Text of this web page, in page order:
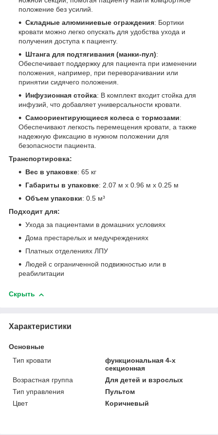
положение без усилий.
Складные алюминиевые ограждения: Бортики
кровати можно легко опускать для удобства ухода и
получения доступа к пациенту.
Штанга для подтягивания (манки-пул):
Обеспечивает поддержку для пациента при изменении
положения, например, при переворачивании или
принятии сидячего положения.
Инфузионная стойка: В комплект входит стойка для
инфузий, что добавляет универсальности кровати.
Самоориентирующиеся колеса с тормозами:
Обеспечивают легкость перемещения кровати, а также
надежную фиксацию в нужном положении для
безопасности пациента.
Транспортировка:
Вес в упаковке: 65 кг
Габариты в упаковке: 2.07 м x 0.96 м x 0.25 м
Объем упаковки: 0.5 м³
Подходит для:
Ухода за пациентами в домашних условиях
Дома престарелых и медучреждениях
Платных отделениях ЛПУ
Людей с ограниченной подвижностью или в
реабилитации
Скрыть
Характеристики
Основные
Тип кровати
функциональная 4-х
секционная
Возрастная группа
Для детей и взрослых
Тип управления
Пультом
Цвет
Коричневый